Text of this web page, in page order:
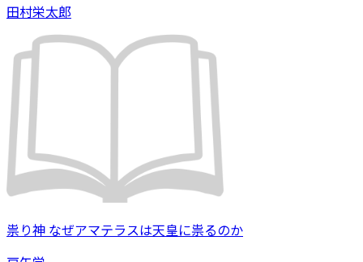
田村栄太郎
祟り神 なぜアマテラスは天皇に祟るのか